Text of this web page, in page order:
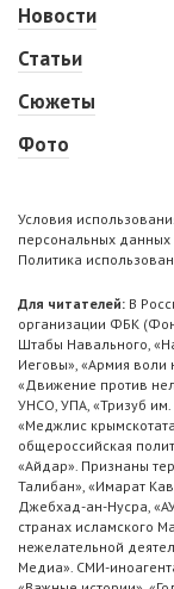
Новости
Статьи
Сюжеты
Фото
Условия
персональных данных
Политика
Для читателей: В
организации ФБК
Штабы Навального,
Иеговы», «Армия воли
«Движение против
УНСО, УПА, «Тризуб
«Меджлис
общероссийская
«Айдар». Признаны
Талибан», «Имарат
Джебхад-ан-Нусра,
странах исламского
нежелательной
Медиа». СМИ-